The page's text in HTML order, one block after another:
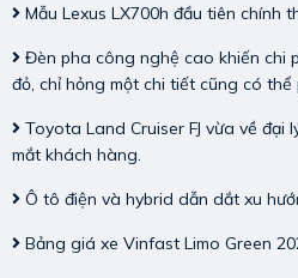
Mẫu Lexus LX700h đầu tiên chính
Đèn pha công nghệ cao khiến chi
đỏ, chỉ hỏng một chi tiết cũng có thể
Toyota Land Cruiser FJ vừa về đại
mắt khách hàng.
Ô tô điện và hybrid dẫn dắt xu
Bảng giá xe Vinfast Limo Green